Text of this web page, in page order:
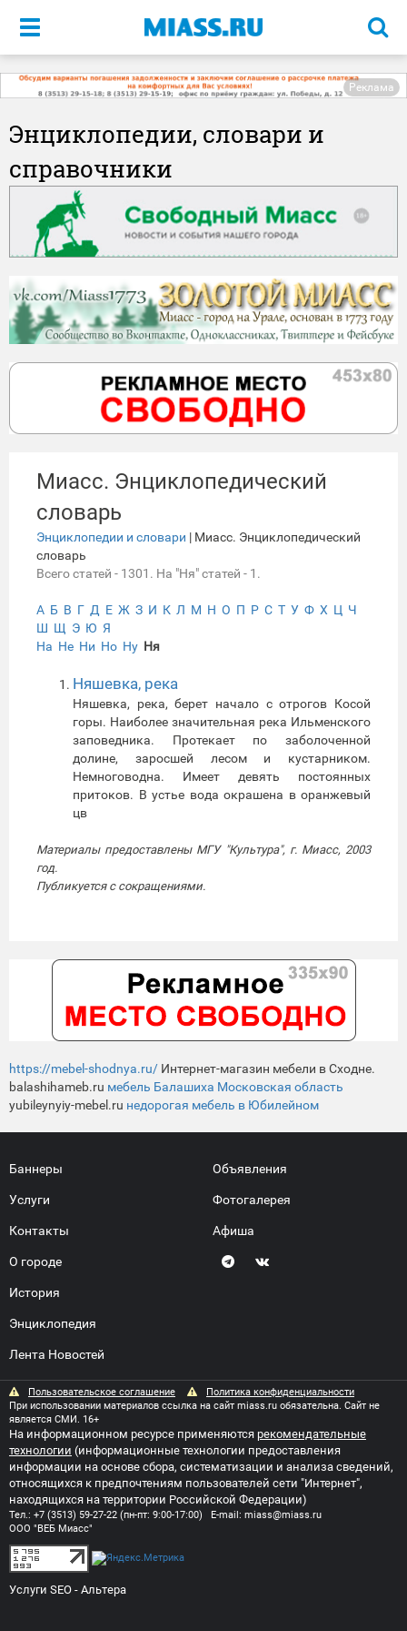
Меню
Реклама
Энциклопедии, словари и
справочники
Миасс. Энциклопедический
словарь
Энциклопедии и словари | Миасс. Энциклопедический
словарь
Всего статей - 1301. На "Ня" статей - 1.
А Б В Г Д Е Ж З И К Л М Н О П Р С Т У Ф Х Ц Ч
Ш Щ Э Ю Я
На Не Ни Но Ну Ня
Няшевка, река
Няшевка, река, берет начало с отрогов Косой
горы. Наиболее значительная река Ильменского
заповедника. Протекает по заболоченной
долине, заросшей лесом и кустарником.
Немноговодна. Имеет девять постоянных
притоков. В устье вода окрашена в оранжевый
цв
Материалы предоставлены МГУ "Культура", г. Миасс, 2003
год.
Публикуется с сокращениями.
https://mebel-shodnya.ru/ Интернет-магазин мебели в Сходне.
balashihameb.ru мебель Балашиха Московская область
yubileynyiy-mebel.ru недорогая мебель в Юбилейном
Баннеры
Услуги
Контакты
О городе
История
Энциклопедия
Лента Новостей
Объявления
Фотогалерея
Афиша
Пользовательское соглашение
Политика конфиденциальности
При использовании материалов ссылка на сайт miass.ru обязательна. Сайт не
является СМИ. 16+
На информационном ресурсе применяются рекомендательные
технологии (информационные технологии предоставления
информации на основе сбора, систематизации и анализа сведений,
относящихся к предпочтениям пользователей сети "Интернет",
находящихся на территории Российской Федерации)
Тел.: +7 (3513) 59-27-22 (пн-пт: 9:00-17:00) E-mail: miass@miass.ru
ООО "ВЕБ Миасс"
Услуги SEO - Альтера